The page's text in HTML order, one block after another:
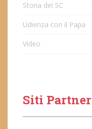
Storia del SC
Udienza con il Papa
Video
Siti Partner